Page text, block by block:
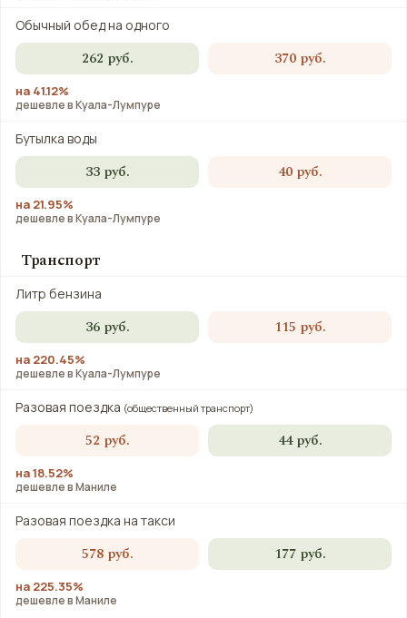
Обычный обед на одного
262 руб. 370 руб.
на 41.12%
дешевле в Куала-Лумпуре
Бутылка воды
33 руб. 40 руб.
на 21.95%
дешевле в Куала-Лумпуре
Транспорт
Литр бензина
36 руб. 115 руб.
на 220.45%
дешевле в Куала-Лумпуре
Разовая поездка (общественный транспорт)
52 руб. 44 руб.
на 18.52%
дешевле в Маниле
Разовая поездка на такси
578 руб. 177 руб.
на 225.35%
дешевле в Маниле